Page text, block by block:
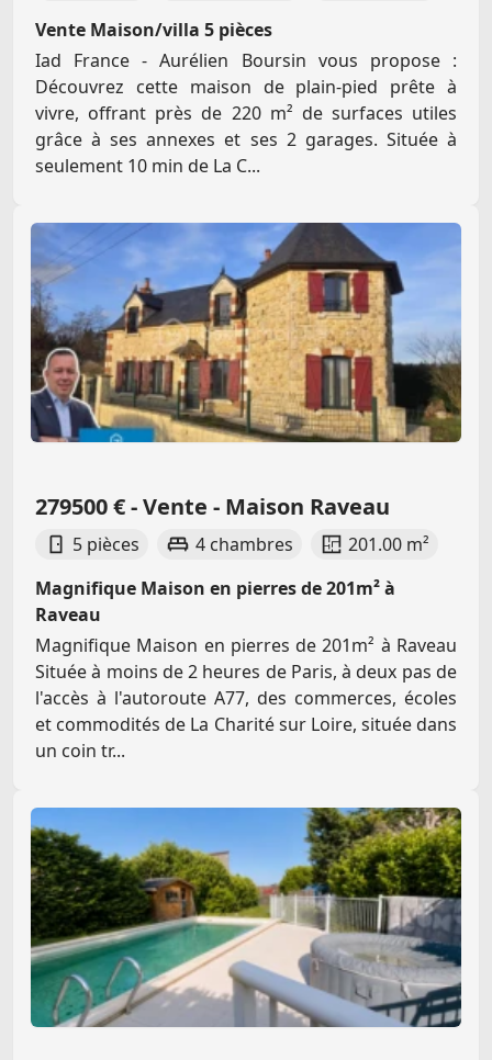
Vente Maison/villa 5 pièces
Iad France - Aurélien Boursin vous propose :
Découvrez cette maison de plain-pied prête à
vivre, offrant près de 220 m² de surfaces utiles
grâce à ses annexes et ses 2 garages. Située à
seulement 10 min de La C...
279500 € - Vente - Maison Raveau
5 pièces 4 chambres
201.00 m²
Magnifique Maison en pierres de 201m² à
Raveau
Magnifique Maison en pierres de 201m² à Raveau
Située à moins de 2 heures de Paris, à deux pas de
l'accès à l'autoroute A77, des commerces, écoles
et commodités de La Charité sur Loire, située dans
un coin tr...